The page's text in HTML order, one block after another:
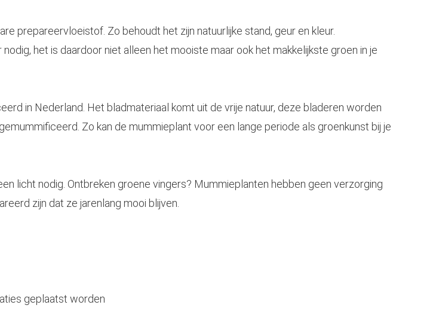
prepareervloeistof. Zo behoudt het zijn natuurlijke stand, geur en kleur.
het is daardoor niet alleen het mooiste maar ook het makkelijkste groen in je
in Nederland. Het bladmateriaal komt uit de vrije natuur, deze bladeren worden
Zo kan de mummieplant voor een lange periode als groenkunst bij je
licht nodig. Ontbreken groene vingers? Mummieplanten hebben geen verzorging
zijn dat ze jarenlang mooi blijven.
geplaatst worden